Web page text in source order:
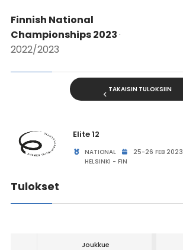
Finnish National
Championships 2023·
2022/2023
TAKAISIN TULOKSIIN
Elite 12
NATIONAL
25-26 FEB 2023
HELSINKI - FIN
Tulokset
Joukkue